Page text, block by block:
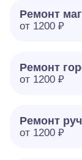
Ремонт
от 1200 ₽
Ремонт
от 1200 ₽
Ремонт
от 1200 ₽